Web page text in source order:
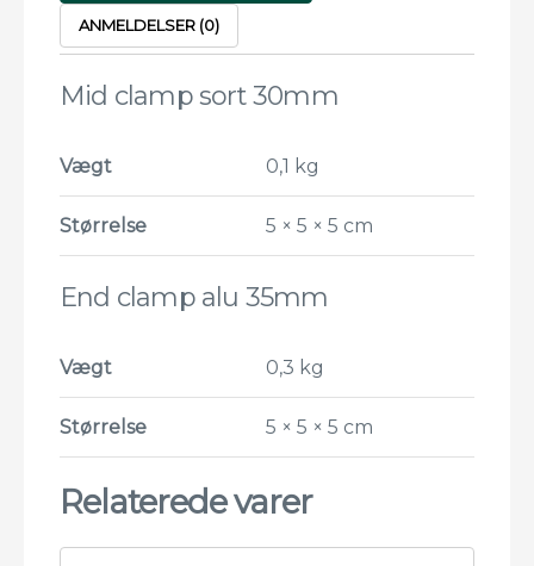
ANMELDELSER (0)
Mid clamp sort 30mm
Vægt 0,1 kg
Størrelse 5 × 5 × 5 cm
End clamp alu 35mm
Vægt 0,3 kg
Størrelse 5 × 5 × 5 cm
Relaterede varer